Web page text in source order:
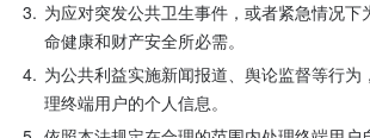
3. 为应对突发公共卫生事件，或者紧急情况下
命健康和财产安全所必需。
4. 为公共利益实施新闻报道、舆论监督等行为
理终端用户的个人信息。